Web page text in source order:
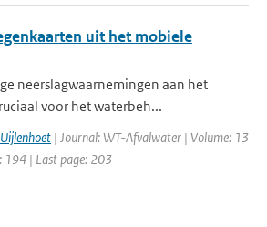
uit het mobiele
neerslagwaarnemingen aan het
voor het waterbeh...
| Journal: WT-Afvalwater | Volume: 13
194 | Last page: 203